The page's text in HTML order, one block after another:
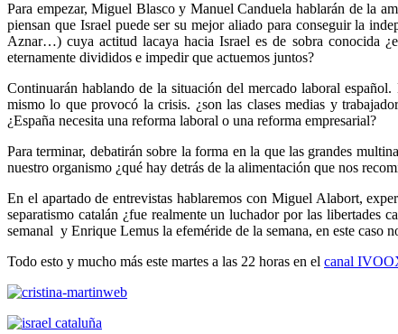
Para empezar, Miguel Blasco y Manuel Canduela hablarán de la
piensan que Israel puede ser su mejor aliado para conseguir la
Aznar…) cuya actitud lacaya hacia Israel es de sobra conocida
eternamente divididos e impedir que actuemos juntos?
Continuarán hablando de la situación del mercado laboral
mismo lo que provocó la crisis. ¿son las clases medias y
¿España necesita una reforma laboral o una reforma empresarial?
Para terminar, debatirán sobre la forma en la que las grandes
nuestro organismo ¿qué hay detrás de la alimentación que nos
En el apartado de entrevistas hablaremos con Miguel Alabort,
separatismo catalán ¿fue realmente un luchador por las libertades
semanal y Enrique Lemus la efeméride de la semana, en este caso
Todo esto y mucho más este martes a las 22 horas en el canal